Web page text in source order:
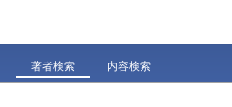
著者検索 内容検索